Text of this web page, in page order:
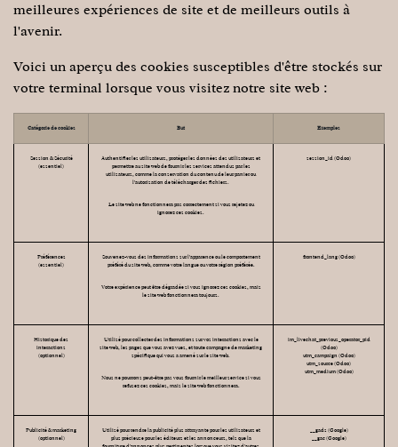
meilleures expériences de site et de meilleurs outils à
l'avenir.
Voici un aperçu des cookies susceptibles d'être stockés sur
votre terminal lorsque vous visitez notre site web :
Catégorie de cookies But Exemples
Session & Sécurité
(essentiel)
Authentifier les utilisateurs, protéger les données des utilisateurs et
permettre au site web de fournir les services attendus par les
utilisateurs, comme la conservation du contenu de leur panier ou
l'autorisation de télécharger des fichiers.
Le site web ne fonctionnera pas correctement si vous rejetez ou
ignorez ces cookies.
session_id (Odoo)
Préférences
(essentiel)
Souvenez-vous des informations sur l'apparence ou le comportement
préféré du site web, comme votre langue ou votre région préférée.
Votre expérience peut être dégradée si vous ignorez ces cookies, mais
le site web fonctionnera toujours.
frontend_lang (Odoo)
Historique des
interactions
(optionnel)
Utilisé pour collecter des informations sur vos interactions avec le
site web, les pages que vous avez vues, et toute campagne de marketing
spécifique qui vous a amené sur le site web.
Nous ne pourrons peut-être pas vous fournir le meilleur service si vous
refusez ces cookies, mais le site web fonctionnera.
im_livechat_previous_operator_pid
(Odoo)
utm_campaign (Odoo)
utm_source (Odoo)
utm_medium (Odoo)
Publicité & marketing
(optionnel)
Utilisé pour rendre la publicité plus attrayante pour les utilisateurs et
plus précieuse pour les éditeurs et les annonceurs, tels que la
__gads (Google)
__gac (Google)